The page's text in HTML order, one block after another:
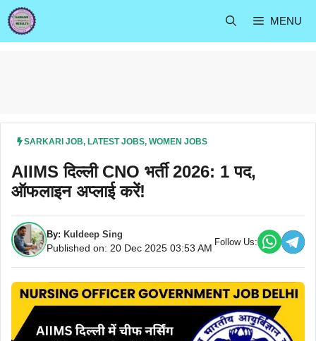
Skip
to
content
MENU
SARKARI JOB, LATEST JOBS, WOMEN JOBS
AIIMS दिल्ली CNO भर्ती 2026: 1 पद,
ऑफलाइन अप्लाई करें!
By: Kuldeep Sing
Published on: 20 Dec 2025 03:53 AM
Follow Us: